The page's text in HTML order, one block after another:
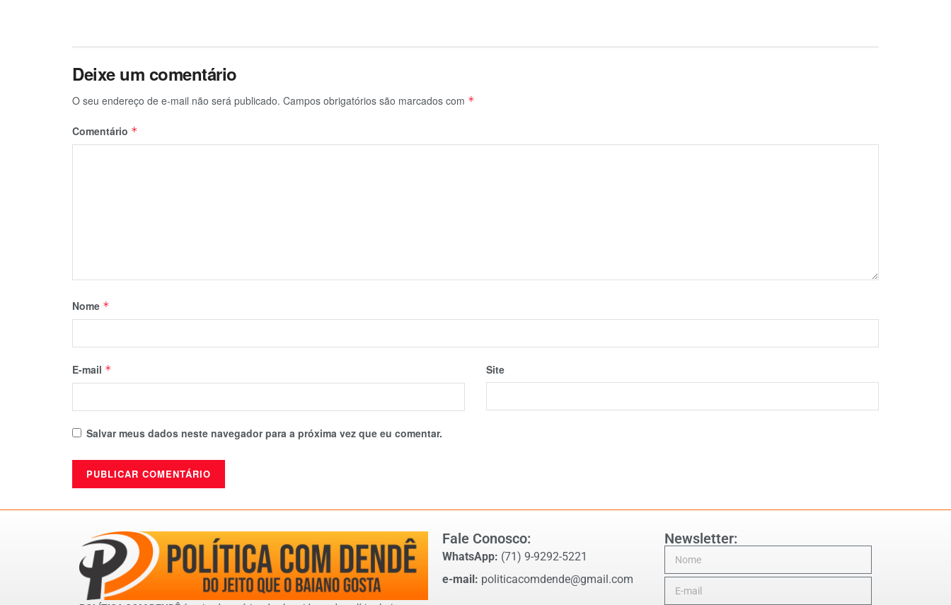
Deixe um comentário
O seu endereço de e-mail não será publicado. Campos obrigatórios são marcados com *
Comentário *
Nome *
E-mail * Site
Salvar meus dados neste navegador para a próxima vez que eu comentar.
Fale Conosco:
WhatsApp: (71) 9-9292-5221
e-mail: politicacomdende@gmail.com
Newsletter: